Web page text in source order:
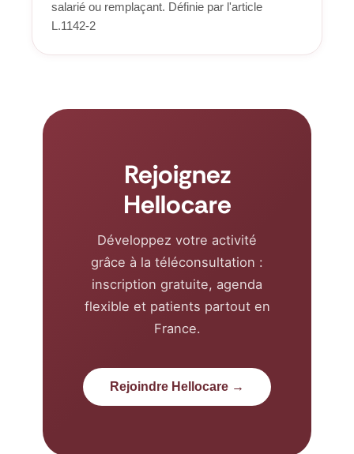
salarié ou remplaçant. Définie par l'article
L.1142-2
Rejoignez
Hellocare
Développez votre activité
grâce à la téléconsultation :
inscription gratuite, agenda
flexible et patients partout en
France.
Rejoindre Hellocare →